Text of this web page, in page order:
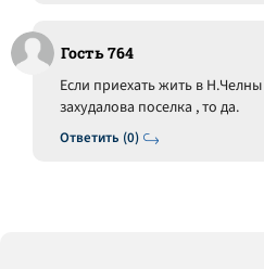
Гость 764
Ответить (0)
Если приехать жить в
захудалова поселка , то да.